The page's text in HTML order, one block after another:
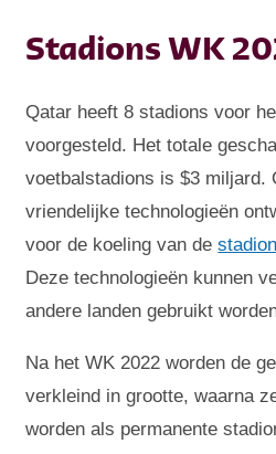
Stadions WK
Qatar heeft 8 stadions voor
voorgesteld. Het totale
voetbalstadions is $3 miljard.
vriendelijke technologieën
voor de koeling van de
Deze technologieën kunnen
andere landen gebruikt
Na het WK 2022 worden de
verkleind in grootte, waarna
worden als permanente